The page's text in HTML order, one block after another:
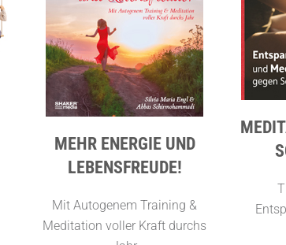
MEHR ENERGIE UND
LEBENSFREUDE!
Mit Autogenem Training &
Meditation voller Kraft durchs